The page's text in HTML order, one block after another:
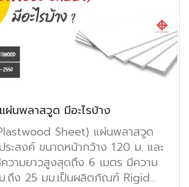
นพลาสวูด มีอะไรบ้าง
Sheet) แผ่นพลาสวูด
ะสงค์ ขนาดหน้ากว้าง 1.20 ม. และ
วามยาวสูงสุดถึง 6 เมตร มีความ
.ถึง 25 มม.เป็นผลิตภัณฑ์ Rigid